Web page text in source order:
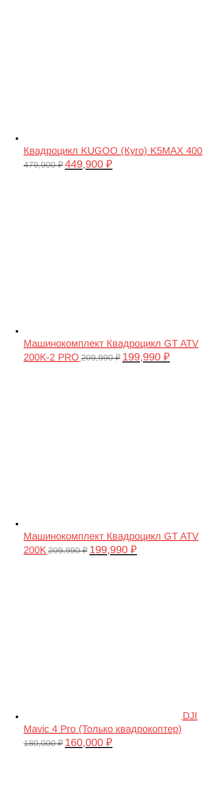
Квадроцикл KUGOO (Куго) K5MAX 400
479,900₽ Первоначальная
449,900 ₽
Машинокомплект Квадроцикл GT ATV
200K-2 PRO 209,990₽ Первоначальная
199,990 ₽
Машинокомплект Квадроцикл GT ATV
200K 209,990₽ Первоначальная
199,990 ₽
DJI
Mavic 4 Pro (Только квадрокоптер)
180,000₽ Первоначальная
160,000 ₽